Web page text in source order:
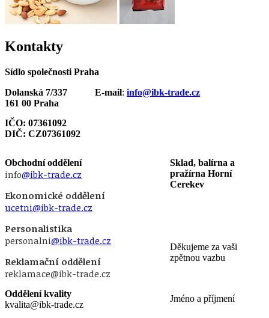
Kontakty
Sídlo společnosti Praha
Dolanská 7/337
161 00 Praha
E-mail: info@ibk-trade.cz
IČO: 07361092
DIČ: CZ07361092
Obchodní oddělení
info@ibk-trade.cz
Ekonomické oddělení
ucetni@ibk-trade.cz
Personalistika
personalni@ibk-trade.cz
Reklamační oddělení
reklamace@ibk-trade.cz
Oddělení kvality
kvalita@ibk-trade.cz
Sklad, balírna a
pražírna Horní
Cerekev
Děkujeme za vaši
zpětnou vazbu
Jméno a příjmení